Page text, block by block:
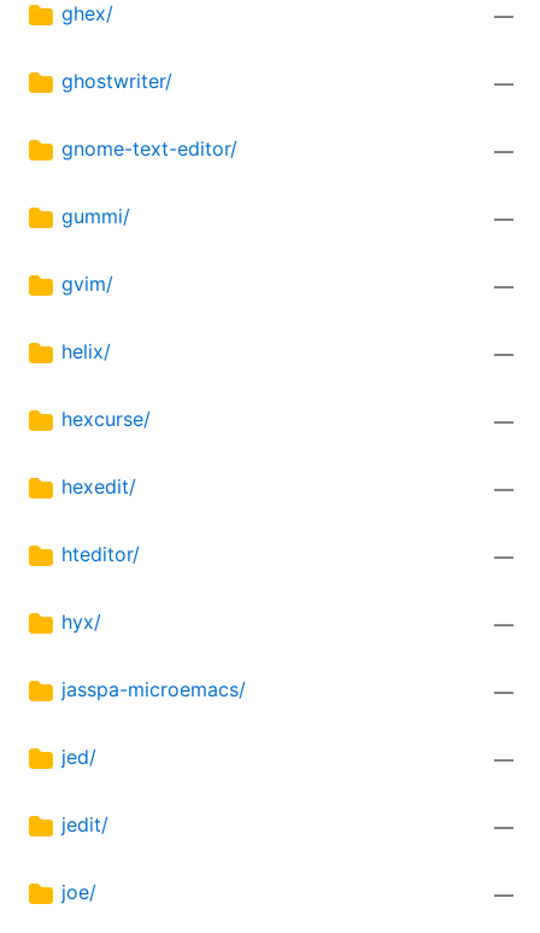
ghex/ —
ghostwriter/ —
gnome-text-editor/ —
gummi/ —
gvim/ —
helix/ —
hexcurse/ —
hexedit/ —
hteditor/ —
hyx/ —
jasspa-microemacs/ —
jed/ —
jedit/ —
joe/ —